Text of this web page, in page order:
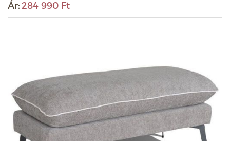
Ár: 284 990 Ft